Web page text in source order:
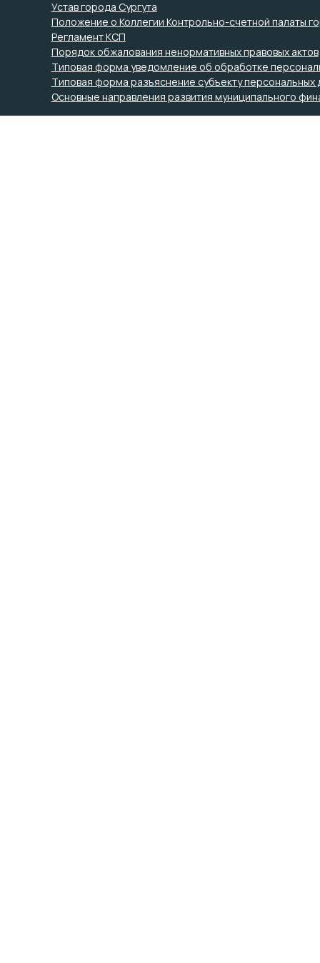
Устав города Сургута
Положение о Коллегии Контрольно-счетной палаты
Регламент КСП
Порядок обжалования ненормативных правовых актов
Типовая форма уведомление об обработке
Типовая форма разъяснение субъекту персональных
Основные направления развития муниципального